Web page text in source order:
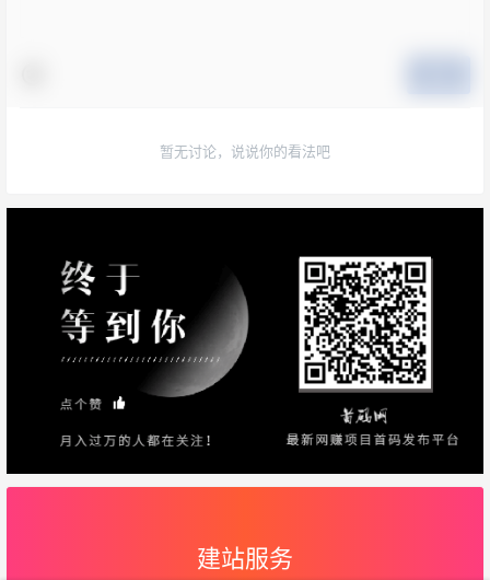
暂无讨论，说说你的看法吧
建站服务